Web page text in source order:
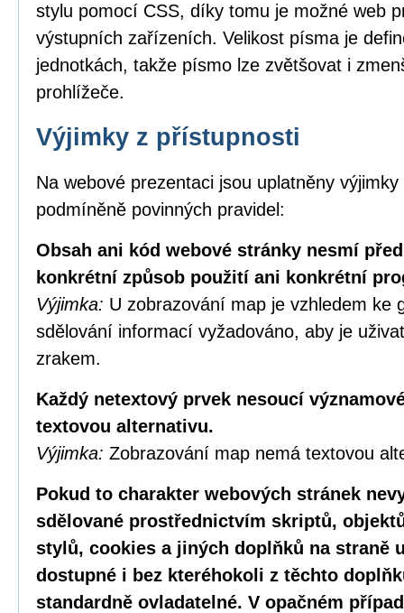
stylu pomocí CSS, díky tomu je možné web
výstupních zařízeních. Velikost písma je
jednotkách, takže písmo lze zvětšovat i
prohlížeče.
Výjimky z přístupnosti
Na webové prezentaci jsou uplatněny
podmíněně povinných pravidel:
Obsah ani kód webové stránky nesmí
konkrétní způsob použití ani konkrétní
Výjimka: U zobrazování map je vzhledem ke
sdělování informací vyžadováno, aby je
zrakem.
Každý netextový prvek nesoucí
textovou alternativu.
Výjimka: Zobrazování map nemá textovou
Pokud to charakter webových stránek
sdělované prostřednictvím skriptů,
stylů, cookies a jiných doplňků na straně
dostupné i bez kteréhokoli z těchto
standardně ovladatelné. V opačném